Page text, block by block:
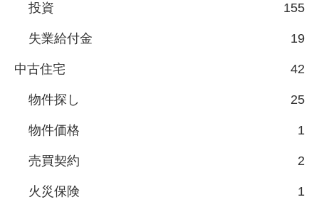
投資 155
失業給付金 19
中古住宅 42
物件探し 25
物件価格 1
売買契約 2
火災保険 1